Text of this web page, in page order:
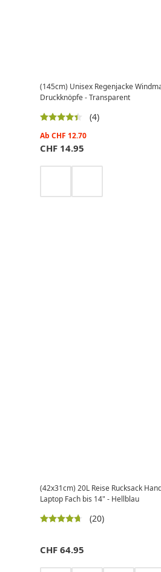
(145cm) Unisex Regenjacke
Druckknöpfe - Transparent
(4)
Ab CHF 12.70
CHF 14.95
(42x31cm) 20L Reise Rucksack
Laptop Fach bis 14" - Hellblau
(20)
CHF 64.95